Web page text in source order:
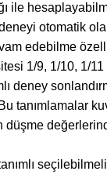
ile
otomatik
edebilme
1/9, 1/10, 1/11
deney
tanımlamalar
düşme